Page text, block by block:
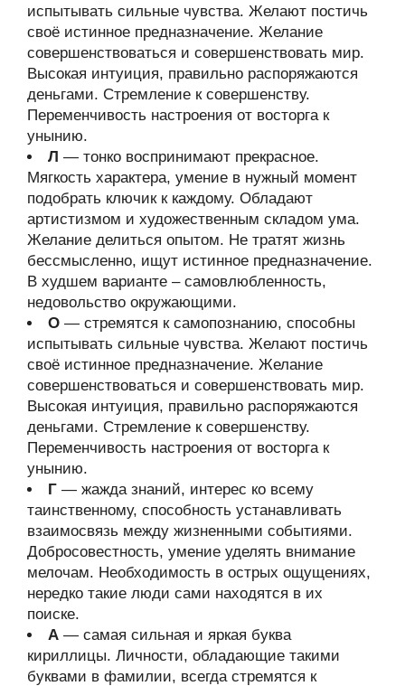
испытывать сильные чувства. Желают постичь
своё истинное предназначение. Желание
совершенствоваться и совершенствовать мир.
Высокая интуиция, правильно распоряжаются
деньгами. Стремление к совершенству.
Переменчивость настроения от восторга к
унынию.
Л — тонко воспринимают прекрасное.
Мягкость характера, умение в нужный момент
подобрать ключик к каждому. Обладают
артистизмом и художественным складом ума.
Желание делиться опытом. Не тратят жизнь
бессмысленно, ищут истинное предназначение.
В худшем варианте – самовлюбленность,
недовольство окружающими.
О — стремятся к самопознанию, способны
испытывать сильные чувства. Желают постичь
своё истинное предназначение. Желание
совершенствоваться и совершенствовать мир.
Высокая интуиция, правильно распоряжаются
деньгами. Стремление к совершенству.
Переменчивость настроения от восторга к
унынию.
Г — жажда знаний, интерес ко всему
таинственному, способность устанавливать
взаимосвязь между жизненными событиями.
Добросовестность, умение уделять внимание
мелочам. Необходимость в острых ощущениях,
нередко такие люди сами находятся в их
поиске.
А — самая сильная и яркая буква
кириллицы. Личности, обладающие такими
буквами в фамилии, всегда стремятся к